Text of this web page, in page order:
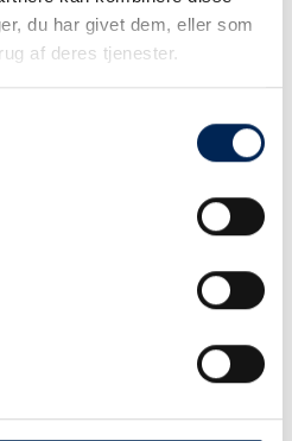
du har givet dem, eller som
af deres tjenester.
ringe til os.